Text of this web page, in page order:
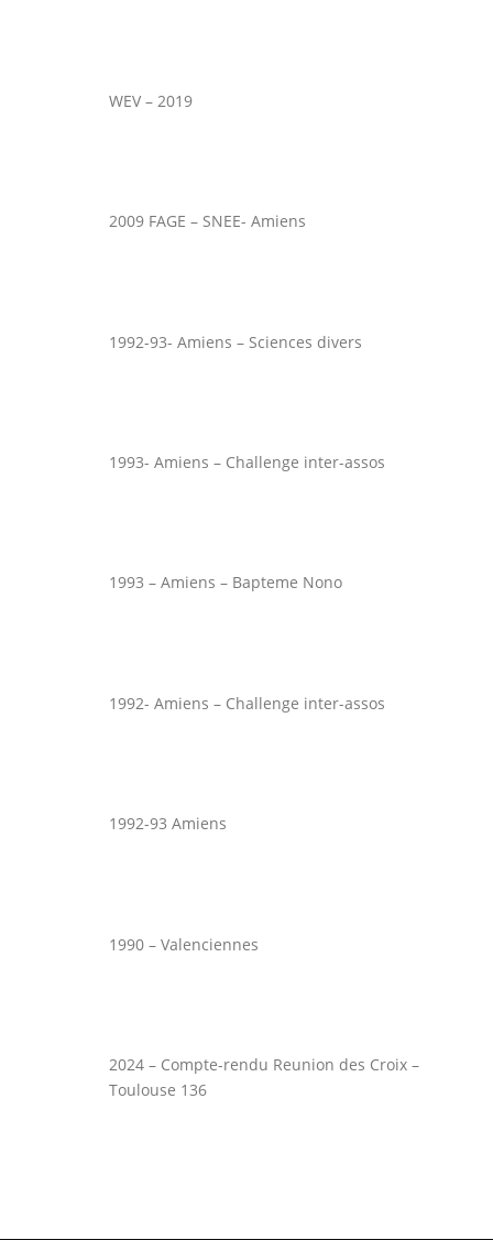
WEV – 2019
2009 FAGE – SNEE- Amiens
1992-93- Amiens – Sciences divers
1993- Amiens – Challenge inter-assos
1993 – Amiens – Bapteme Nono
1992- Amiens – Challenge inter-assos
1992-93 Amiens
1990 – Valenciennes
2024 – Compte-rendu Reunion des Croix –
Toulouse 136